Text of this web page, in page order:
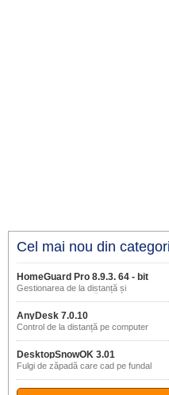
Cel mai nou din
HomeGuard Pro 8.9.3. 64 - bit
Gestionarea de la distanță și
monitorizarea activităților PC-ului
AnyDesk 7.0.10
Control de la distanță pe computer
DesktopSnowOK 3.01
Fulgi de zăpadă care cad pe fundal